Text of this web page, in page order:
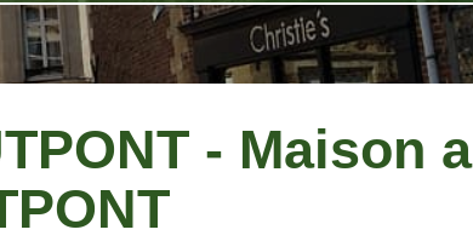
- Maison a